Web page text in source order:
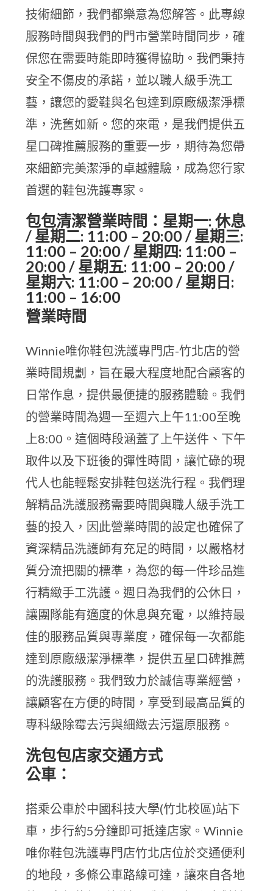
技術細節，我們都樂意為您解答。此專線
服務時間與我們的門市營業時間同步，確
保您在需要時能即時獲得協助。我們秉持
安全不傷皮的承諾，並以職人級手洗工
藝，讓您的愛鞋與名包達到原廠級潔淨標
準，洗舊如新。您的來電，是我們提供五
星口碑推薦服務的重要一步，期待為您帶
來細節完美潔淨的卓越體驗，成為您行家
首選的鞋包洗護專家。
包包清潔營業時間：星期一: 休息
/ 星期二: 11:00 – 20:00 / 星期三:
11:00 – 20:00 / 星期四: 11:00 –
20:00 / 星期五: 11:00 – 20:00 /
星期六: 11:00 – 20:00 / 星期日:
11:00 – 16:00
營業時間
Winnie唯你鞋包洗護專門店-竹北店的營
業時間規劃，旨在最大程度地配合顧客的
日常作息，提供最便捷的服務體驗。我們
的營業時間為週一至週六上午11:00至晚
上8:00。這個時段涵蓋了上午送件、下午
取件以及下班後的彈性時間，讓忙碌的現
代人也能輕鬆安排鞋包送洗行程。我們理
解精品洗護服務需要時間與職人級手洗工
藝的投入，因此營業時間的設定也確保了
資深精品洗護師有充足的時間，以嚴格材
質分流把關的標準，為您的每一件珍品進
行精緻手工洗護。週日為我們的公休日，
讓團隊能有適度的休息與充電，以維持最
佳的服務品質與專業度，確保每一次都能
達到原廠級潔淨標準，提供五星口碑推薦
的洗護服務。我們致力於誠信專業經營，
讓顧客在方便的時間，享受到最高品質的
專科級除霉去污與細緻去污還原服務。
洗包包店家交通方式
公車：
搭乘公車於中國科技大學(竹北校區)站下
車，步行約5分鐘即可抵達店家。Winnie
唯你鞋包洗護專門店竹北店位於交通便利
的地段，多條公車路線可達，讓來自各地